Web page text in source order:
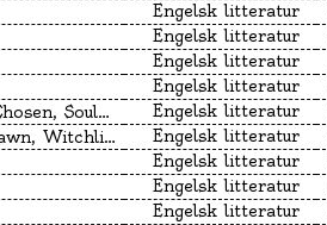
Engelsk litteratur
Engelsk litteratur
Engelsk litteratur
Engelsk litteratur
Soulmate
Engelsk litteratur
Witchlight
Engelsk litteratur
Engelsk litteratur
Engelsk litteratur
Engelsk litteratur